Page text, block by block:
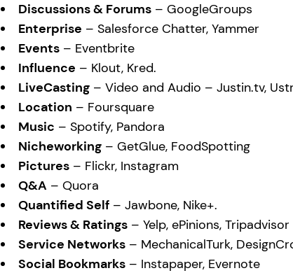
Discussions & Forums – GoogleGroups
Enterprise – Salesforce Chatter, Yammer
Events – Eventbrite
Influence – Klout, Kred.
LiveCasting – Video and Audio – Justin.tv,
Location – Foursquare
Music – Spotify, Pandora
Nicheworking – GetGlue, FoodSpotting
Pictures – Flickr, Instagram
Q&A – Quora
Quantified Self – Jawbone, Nike+.
Reviews & Ratings – Yelp, ePinions, Tripadvisor
Service Networks – MechanicalTurk,
Social Bookmarks – Instapaper, Evernote